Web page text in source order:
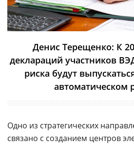
Денис Терещенко: К
деклараций участников
риска будут
автоматическом
Одно из стратегических
связано с созданием центров